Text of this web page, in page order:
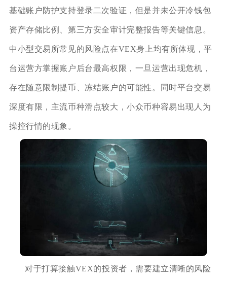
基础账户防护支持登录二次验证，但是并未公开冷钱包
资产存储比例、第三方安全审计完整报告等关键信息。
中小型交易所常见的风险点在VEX身上均有所体现，平
台运营方掌握账户后台最高权限，一旦运营出现危机，
存在随意限制提币、冻结账户的可能性。同时平台交易
深度有限，主流币种滑点较大，小众币种容易出现人为
操控行情的现象。
对于打算接触VEX的投资者，需要建立清晰的风险